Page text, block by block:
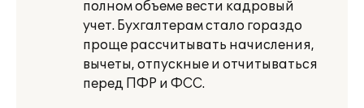
полном объеме вести кадровый
учет. Бухгалтерам стало гораздо
проще рассчитывать начисления,
вычеты, отпускные и отчитываться
перед ПФР и ФСС.